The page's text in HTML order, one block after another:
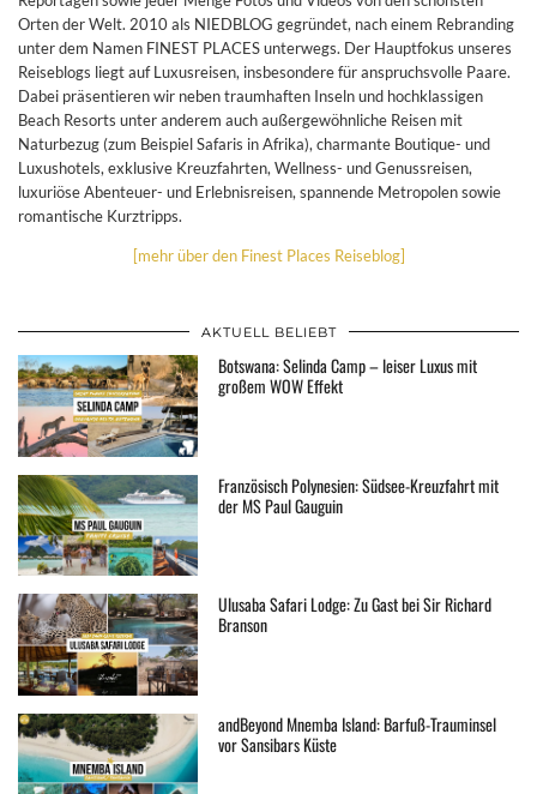
Orten der Welt. 2010 als NIEDBLOG gegründet, nach einem Rebranding
unter dem Namen FINEST PLACES unterwegs. Der Hauptfokus unseres
Reiseblogs liegt auf Luxusreisen, insbesondere für anspruchsvolle Paare.
Dabei präsentieren wir neben traumhaften Inseln und hochklassigen
Beach Resorts unter anderem auch außergewöhnliche Reisen mit
Naturbezug (zum Beispiel Safaris in Afrika), charmante Boutique- und
Luxushotels, exklusive Kreuzfahrten, Wellness- und Genussreisen,
luxuriöse Abenteuer- und Erlebnisreisen, spannende Metropolen sowie
romantische Kurztripps.
[mehr über den Finest Places Reiseblog]
AKTUELL BELIEBT
Botswana: Selinda Camp – leiser Luxus mit
großem WOW Effekt
Französisch Polynesien: Südsee-Kreuzfahrt mit
der MS Paul Gauguin
Ulusaba Safari Lodge: Zu Gast bei Sir Richard
Branson
andBeyond Mnemba Island: Barfuß-Trauminsel
vor Sansibars Küste